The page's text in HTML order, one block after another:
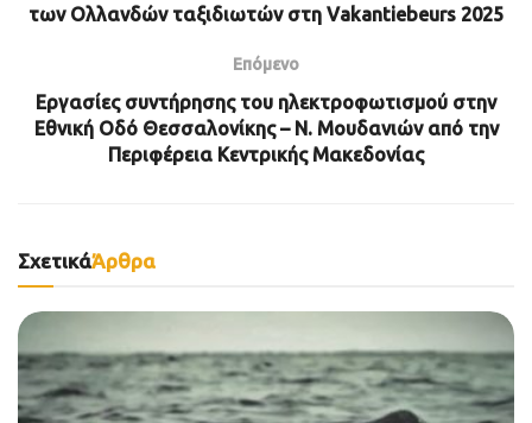
των Ολλανδών ταξιδιωτών στη Vakantiebeurs 2025
Επόμενο
Εργασίες συντήρησης του ηλεκτροφωτισμού στην
Εθνική Οδό Θεσσαλονίκης – Ν. Μουδανιών από την
Περιφέρεια Κεντρικής Μακεδονίας
ΣχετικάΆρθρα